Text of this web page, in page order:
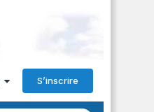
S’inscrire